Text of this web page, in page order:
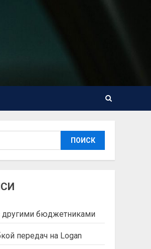
другими бюджетниками
передач на Logan